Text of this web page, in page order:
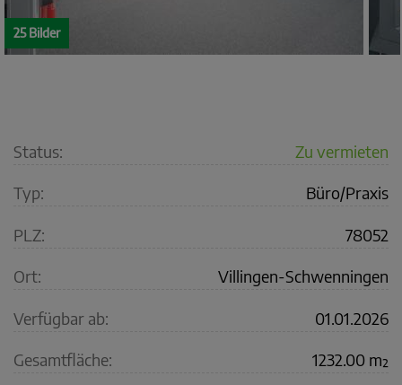
25 Bilder
Status: Zu vermieten
Typ: Büro/Praxis
PLZ: 78052
Ort: Villingen-Schwenningen
Verfügbar ab: 01.01.2026
Gesamtfläche: 1232.00 m²